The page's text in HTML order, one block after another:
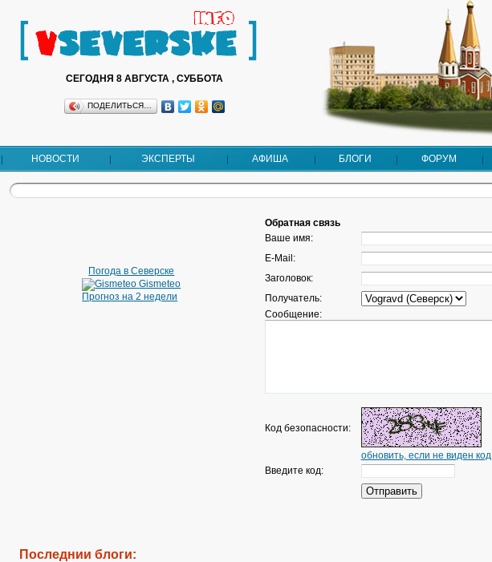
СЕГОДНЯ 8 АВГУСТА , СУББОТА
ПОДЕЛИТЬСЯ…
НОВОСТИ ЭКСПЕРТЫ АФИША БЛОГИ ФОРУМ
Погода в Северске
Gismeteo
Прогноз на 2 недели
Последнии блоги:
Обратная связь
Ваше имя:
E-Mail:
Заголовок:
Получатель:
Сообщение:
Код безопасности:
обновить, если не виден код
Введите код: